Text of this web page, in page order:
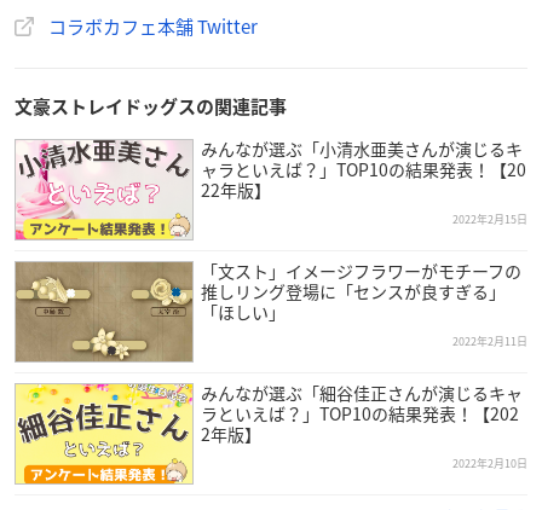
×COLLABO CAFE HONPO
コラボカフェ開催決定✨
開催店舗：秋葉原本店/大阪日本橋店
▼予約/詳細https://t.co/I1qH18RSCq
tter.com/7WywhCdM4s
— コラボカフェ本舗・Nuidri!!・きゃらドリ【公式】 (@c_
cafe_honpo)
February 25, 2022
コラボカフェ本舗 Twitter
文豪ストレイドッグスの関連記事
みんなが選ぶ「小清水亜美さんが演じるキ
ャラといえば？」TOP10の結果発表！【20
22年版】
2022年2月15日
「文スト」イメージフラワーがモチーフの
推しリング登場に「センスが良すぎる」
「ほしい」
2022年2月11日
みんなが選ぶ「細谷佳正さんが演じるキャ
ラといえば？」TOP10の結果発表！【202
2年版】
2022年2月10日